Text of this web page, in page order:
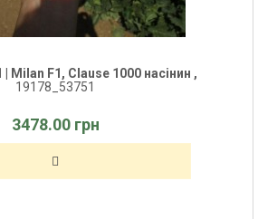
Milan F1, Clause 1000 насінин ,
19178_53751
3478.00 грн